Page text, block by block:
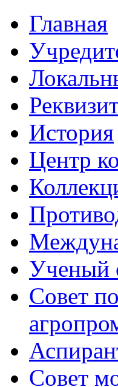
Главная
История
Центр
Ученый
Совет
Совет